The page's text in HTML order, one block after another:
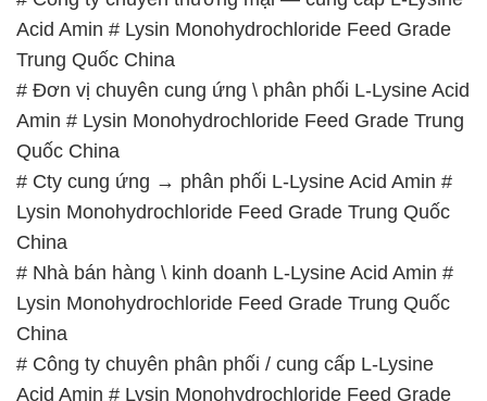
Quốc China
# Cty cung ứng → phân phối L-Lysine Acid Amin #
Lysin Monohydrochloride Feed Grade Trung Quốc
China
# Nhà bán hàng \ kinh doanh L-Lysine Acid Amin #
Lysin Monohydrochloride Feed Grade Trung Quốc
China
# Công ty chuyên phân phối / cung cấp L-Lysine
Acid Amin # Lysin Monohydrochloride Feed Grade
Trung Quốc China
# Công ty bán ≈ thương mại L-Lysine Acid Amin #
Lysin Monohydrochloride Feed Grade Trung Quốc
China